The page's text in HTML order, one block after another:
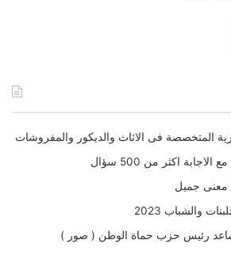
المتخصصة فى الاثاث والديكور والمفروشات
اكثر من 500 سؤال
معنى جميل
والشباب 2023
رئيس حزب حماة الوطن ( صور )